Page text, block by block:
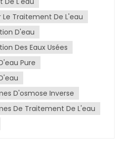
actif et les résines
saturent et perdent de leur
de les remplacer
les performances du
Cet article explique
le sable de quartz, le
dans un équipement de
aux médias filtrantsLe
dans les filtres
les matières en
présentes dans l'eau. Le
filtrant qui adsorbe
organiques, le chlore et
Le Traitement De L'eau
D'eau
Des Eaux Usées
Pure
D'osmose Inverse
De Traitement De L'eau